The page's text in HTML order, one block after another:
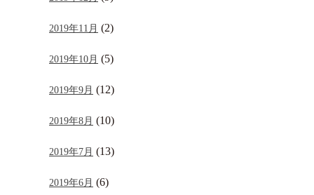
2019年11月 (2)
2019年10月 (5)
2019年9月 (12)
2019年8月 (10)
2019年7月 (13)
2019年6月 (6)